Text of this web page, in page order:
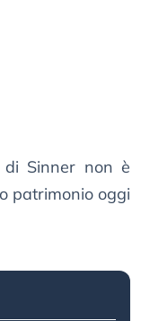
di Sinner non è
patrimonio oggi